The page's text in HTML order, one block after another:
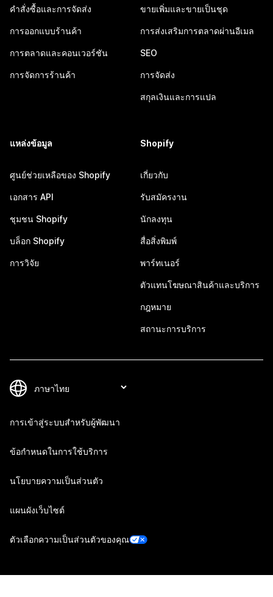
คำสั่งซื้อและการจัดส่ง
การออกแบบร้านค้า
การตลาดและคอนเวอร์ชัน
การจัดการร้านค้า
ขายเพิ่มและขายเป็นชุด
การส่งเสริมการตลาดผ่านอีเมล
SEO
การจัดส่ง
สกุลเงินและการแปล
แหล่งข้อมูล
ศูนย์ช่วยเหลือของ Shopify
เอกสาร API
ชุมชน Shopify
บล็อก Shopify
การวิจัย
Shopify
เกี่ยวกับ
รับสมัครงาน
นักลงทุน
สื่อสิ่งพิมพ์
พาร์ทเนอร์
ตัวแทนโฆษณาสินค้าและบริการ
กฎหมาย
สถานะการบริการ
การเข้าสู่ระบบสำหรับผู้พัฒนา
ข้อกำหนดในการใช้บริการ
นโยบายความเป็นส่วนตัว
แผนผังเว็บไซต์
ตัวเลือกความเป็นส่วนตัวของคุณ